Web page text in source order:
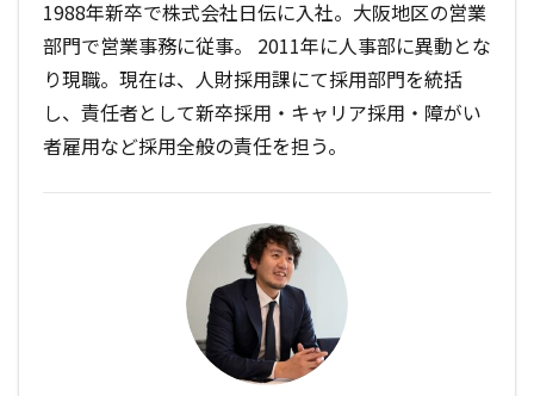
1988年新卒で株式会社日伝に入社。大阪地区の営業
部門で営業事務に従事。 2011年に人事部に異動とな
り現職。現在は、人財採用課にて採用部門を統括
し、責任者として新卒採用・キャリア採用・障がい
者雇用など採用全般の責任を担う。